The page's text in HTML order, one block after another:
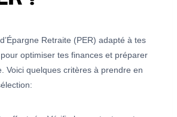
Retraite (PER) adapté à tes
optimiser tes finances et préparer
Voici quelques critères à prendre en